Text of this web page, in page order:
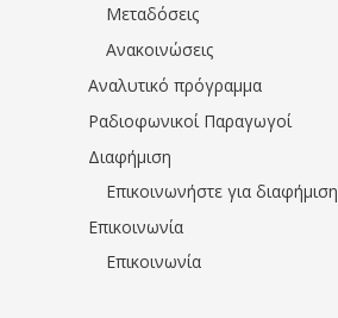
Μεταδόσεις
Ανακοινώσεις
Αναλυτικό πρόγραμμα
Ραδιοφωνικοί Παραγωγοί
Διαφήμιση
Επικοινωνήστε για διαφήμιση
Επικοινωνία
Επικοινωνία